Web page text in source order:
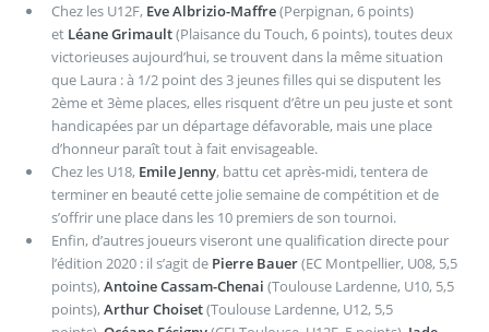
Chez les U12F, Eve Albrizio-Maffre(Perpignan, 6 points)
et Léane Grimault(Plaisance du Touch, 6 points), toutes deux
victorieuses aujourd’hui, se trouvent dans la même situation
que Laura : à 1/2 point des 3 jeunes filles qui se disputent les
2ème et 3ème places, elles risquent d’être un peu juste et sont
handicapées par un départage défavorable, mais une place
d’honneur paraît tout à fait envisageable.
Chez les U18, Emile Jenny, battu cet après-midi, tentera de
terminer en beauté cette jolie semaine de compétition et de
s’offrir une place dans les 10 premiers de son tournoi.
Enfin, d’autres joueurs viseront une qualification directe pour
l’édition 2020 : il s’agit de Pierre Bauer(EC Montpellier, U08, 5,5
points), Antoine Cassam-Chenai (Toulouse Lardenne, U10, 5,5
points), Arthur Choiset(Toulouse Lardenne, U12, 5,5